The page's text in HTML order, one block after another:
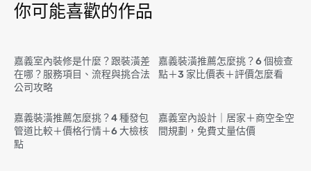
你可能喜歡的作品
嘉義室內裝修是什麼？跟裝潢差
在哪？服務項目、流程與挑合法
公司攻略
嘉義裝潢推薦怎麼挑？6 個檢查
點＋3 家比價表＋評價怎麼看
嘉義裝潢推薦怎麼挑？4 種發包
管道比較＋價格行情＋6 大檢核
點
嘉義室內設計｜居家＋商空全空
間規劃，免費丈量估價